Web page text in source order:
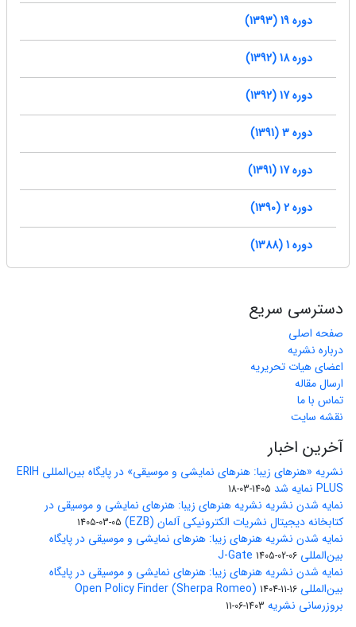
دوره 19 (1393)
دوره 18 (1392)
دوره 17 (1392)
دوره 3 (1391)
دوره 17 (1391)
دوره 2 (1390)
دوره 1 (1388)
دسترسی سریع
صفحه اصلی
درباره نشریه
اعضای هیات تحریریه
ارسال مقاله
تماس با ما
نقشه سایت
آخرین اخبار
نشریه «هنرهای زیبا: هنرهای نمایشی و موسیقی» در پایگاه بین‌المللی ERIH
PLUS نمایه شد
1405-03-18
نمایه شدن نشریه نشریه هنرهای زیبا: هنرهای نمایشی و موسیقی در
کتابخانه دیجیتال نشریات الکترونیکی آلمان (EZB)
1405-03-05
نمایه شدن نشریه هنرهای زیبا: هنرهای نمایشی و موسیقی در پایگاه
بین‌المللی J-Gate 1405-02-06
نمایه شدن نشریه هنرهای زیبا: هنرهای نمایشی و موسیقی در پایگاه
بین‌المللی Open Policy Finder (Sherpa Romeo) 1404-11-16
بروزرسانی نشریه 1403-06-11